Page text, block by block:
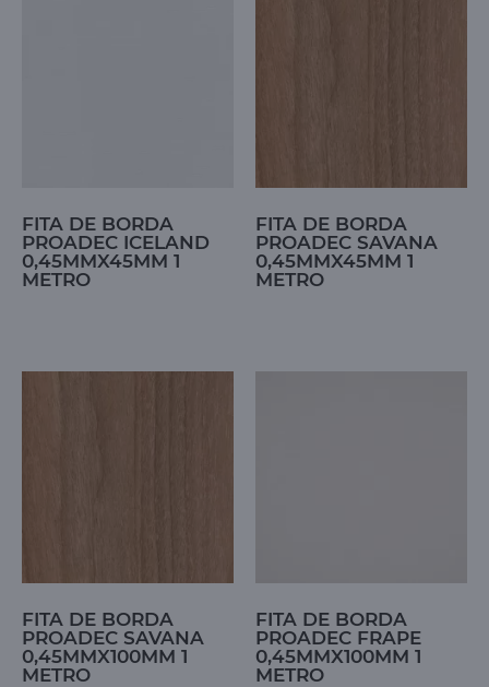
FITA DE BORDA
PROADEC ICELAND
0,45MMX45MM 1
METRO
FITA DE BORDA
PROADEC SAVANA
0,45MMX45MM 1
METRO
FITA DE BORDA
PROADEC SAVANA
0,45MMX100MM 1
METRO
FITA DE BORDA
PROADEC FRAPE
0,45MMX100MM 1
METRO